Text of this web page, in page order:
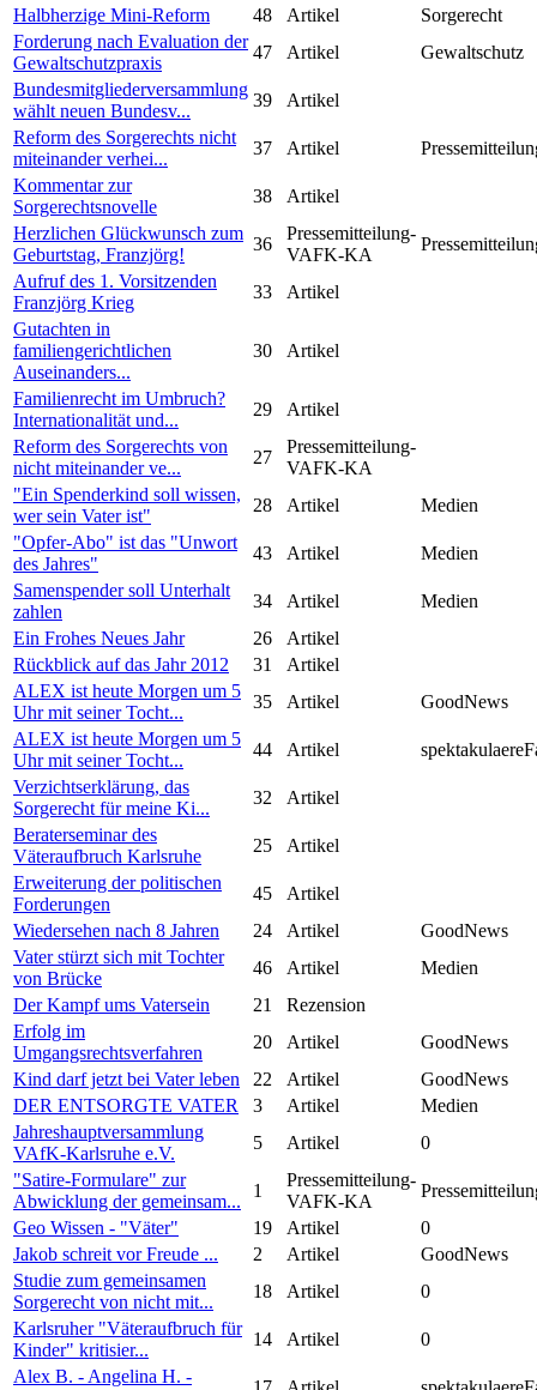
Halbherzige Mini-Reform
48 Artikel
Sorgerecht
Forderung nach Evaluation der
Gewaltschutzpraxis
47 Artikel
Gewaltschutz
Bundesmitgliederversammlung
wählt neuen Bundesv...
39
Artikel
Reform des Sorgerechts nicht
miteinander verhei...
37 Artikel
Kommentar zur
Sorgerechtsnovelle
38
Artikel
Herzlichen Glückwunsch zum
Geburtstag, Franzjörg!
36
Pressemitteilung-
VAFK-KA
Aufruf des 1. Vorsitzenden
Franzjörg Krieg
33
Artikel
Gutachten in
familiengerichtlichen
Auseinanders...
30 Artikel
Familienrecht im Umbruch?
Internationalität und...
29
Artikel
Reform des Sorgerechts von
nicht miteinander ve...
27
Pressemitteilung-
VAFK-KA
"Ein Spenderkind soll wissen,
wer sein Vater ist"
28 Artikel
Medien
"Opfer-Abo" ist das "Unwort
des Jahres"
43 Artikel
Medien
Samenspender soll Unterhalt
zahlen
34 Artikel
Medien
Ein Frohes Neues Jahr
26
Artikel
Rückblick auf das Jahr 2012
31
Artikel
ALEX ist heute Morgen um 5
Uhr mit seiner Tocht...
35 Artikel
GoodNews
ALEX ist heute Morgen um 5
Uhr mit seiner Tocht...
44 Artikel
Verzichtserklärung, das
Sorgerecht für meine Ki...
32
Artikel
Beraterseminar des
Väteraufbruch Karlsruhe
25
Artikel
Erweiterung der politischen
Forderungen
45
Artikel
Wiedersehen nach 8 Jahren
24 Artikel
GoodNews
Vater stürzt sich mit Tochter
von Brücke
46 Artikel
Medien
Der Kampf ums Vatersein
21
Rezension
Erfolg im
Umgangsrechtsverfahren
20 Artikel
GoodNews
Kind darf jetzt bei Vater leben
22 Artikel
GoodNews
DER ENTSORGTE VATER
3 Artikel
Medien
Jahreshauptversammlung
VAfK-Karlsruhe e.V.
5 Artikel
0
"Satire-Formulare" zur
Abwicklung der gemeinsam...
1
Pressemitteilung-
VAFK-KA
Geo Wissen - "Väter"
19 Artikel
0
Jakob schreit vor Freude ...
2 Artikel
GoodNews
Studie zum gemeinsamen
Sorgerecht von nicht mit...
18 Artikel
0
Karlsruher "Väteraufbruch für
Kinder" kritisier...
14 Artikel
0
Alex B. - Angelina H. -